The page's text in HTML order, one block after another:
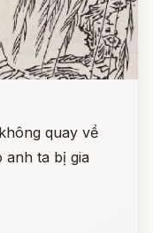
quay về
anh ta bị gia